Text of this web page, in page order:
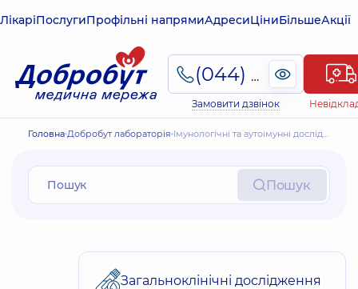
ЛікаріПослугиПрофільні напрямиАдресиЦіниБільшеАкції
(044) 495-2-888
Замовити дзвінок
Головна Добробут лабораторія Імунологічні та аутоімунні дослідження
Пошук
Загальноклінічні дослідження